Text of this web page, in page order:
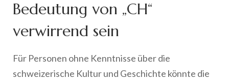
Bedeutung von „CH“
verwirrend sein
Für Personen ohne Kenntnisse über die
schweizerische Kultur und Geschichte könnte die